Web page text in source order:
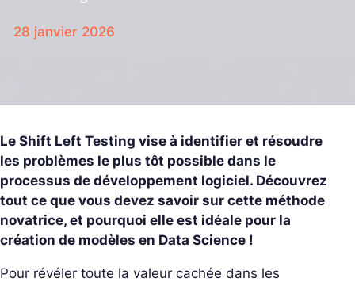
28 janvier 2026
Le Shift Left Testing vise à identifier et résoudre
les problèmes le plus tôt possible dans le
processus de développement logiciel. Découvrez
tout ce que vous devez savoir sur cette méthode
novatrice, et pourquoi elle est idéale pour la
création de modèles en Data Science !
Pour révéler toute la valeur cachée dans les